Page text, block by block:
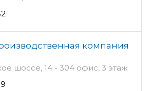
компания
шоссе, 14 - 304 офис, 3 этаж